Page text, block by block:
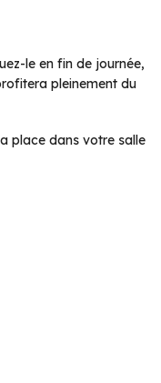
le en fin de journée,
pleinement du
place dans votre salle